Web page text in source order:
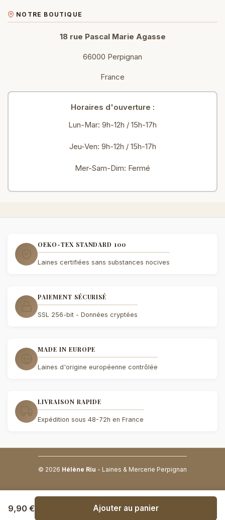
NOTRE BOUTIQUE
18 rue Pascal Marie Agasse
66000 Perpignan
France
Horaires d'ouverture :
Lun-Mar: 9h-12h / 15h-17h
Jeu-Ven: 9h-12h / 15h-17h
Mer-Sam-Dim: Fermé
OEKO-TEX STANDARD 100
Laines certifiées sans substances nocives
PAIEMENT SÉCURISÉ
SSL 256-bit - Données cryptées
MADE IN EUROPE
Laines d'origine européenne contrôlée
LIVRAISON RAPIDE
Expédition sous 48-72h en France
© 2026 Hélène Riu - Laines & Mercerie Perpignan
9,90 € Ajouter au panier